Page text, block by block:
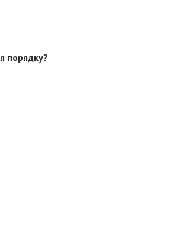
порядку?